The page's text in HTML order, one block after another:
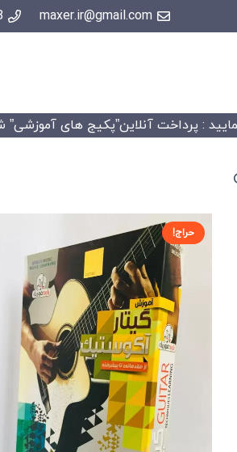
maxer.ir@gmail.com
: پرداخت آنلاین”پکیج های آموزشی” شامل 15 درصد تخفیف
حراج!